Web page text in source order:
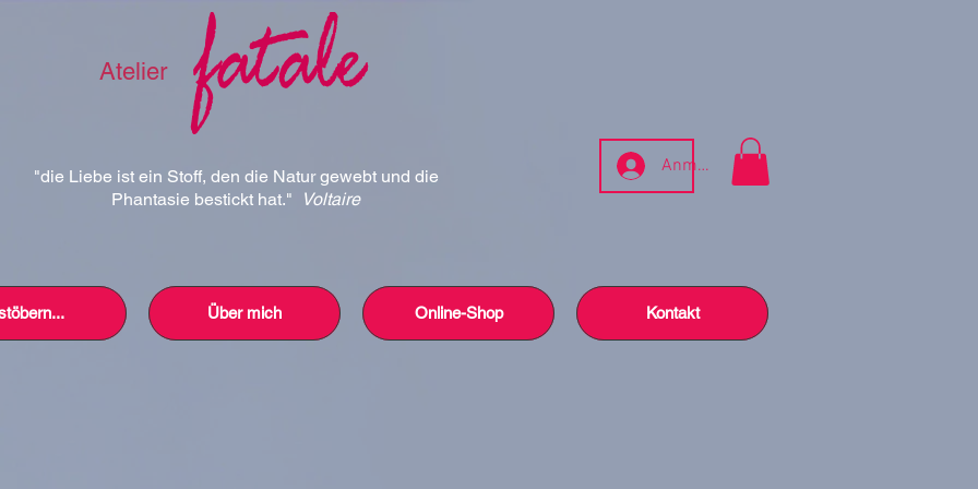
Atelier
"die Liebe ist ein Stoff, den die Natur gewebt und die
Phantasie bestickt hat."
Voltaire
Anmelden
Über mich Online-Shop Kontakt